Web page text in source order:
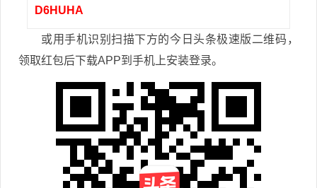
D6HUHA
或用手机识别扫描下方的今日头条极速版二维码，
领取红包后下载APP到手机上安装登录。